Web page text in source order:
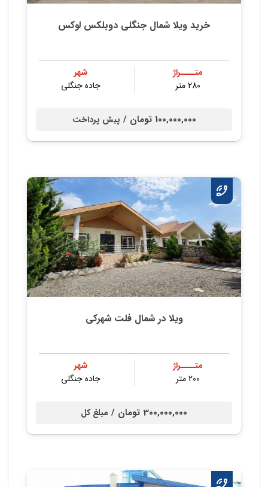
خرید ویلا شمال جنگلی دوبلکس لوکس
متــــراژ
280 متر
شهر
جاده جنگلی
100,000,000 تومان / پیش پرداخت
ویلا در شمال فلت شهرکی
متــــراژ
200 متر
شهر
جاده جنگلی
300,000,000 تومان / مبلغ کل